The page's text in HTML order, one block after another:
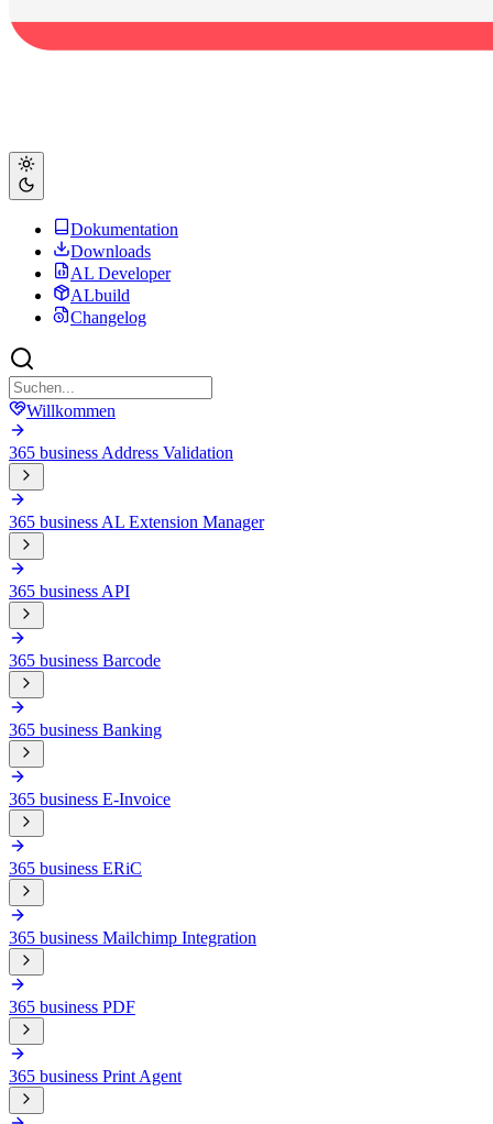
Dokumentation
Downloads
AL Developer
ALbuild
Changelog
Willkommen
365 business Address Validation
365 business AL Extension Manager
365 business API
365 business Barcode
365 business Banking
365 business E-Invoice
365 business ERiC
365 business Mailchimp Integration
365 business PDF
365 business Print Agent